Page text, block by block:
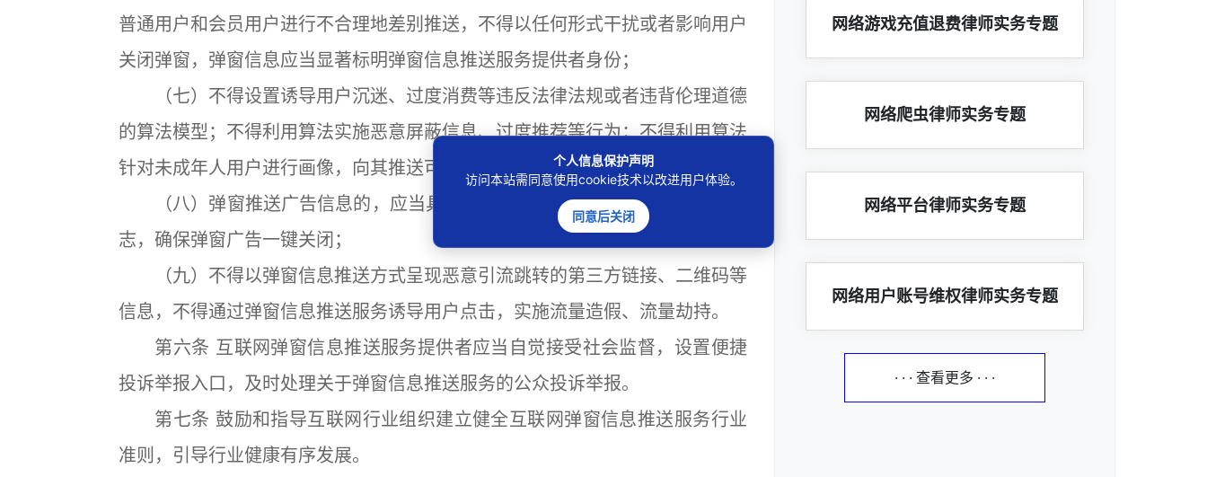
普通用户和会员用户进行不合理地差别推送，不得以任何形式干扰或者影响用户
关闭弹窗，弹窗信息应当显著标明弹窗信息推送服务提供者身份；
（七）不得设置诱导用户沉迷、过度消费等违反法律法规或者违背伦理道德
的算法模型；不得利用算法实施恶意屏蔽信息、过度推荐等行为；不得利用算法
针对未成年人用户进行画像，向其推送可能影响其身心健康的信息；
（八）弹窗推送广告信息的，应当具有可识别性，显著标明“广告”和关闭标
志，确保弹窗广告一键关闭；
（九）不得以弹窗信息推送方式呈现恶意引流跳转的第三方链接、二维码等
信息，不得通过弹窗信息推送服务诱导用户点击，实施流量造假、流量劫持。
第六条 互联网弹窗信息推送服务提供者应当自觉接受社会监督，设置便捷
投诉举报入口，及时处理关于弹窗信息推送服务的公众投诉举报。
第七条 鼓励和指导互联网行业组织建立健全互联网弹窗信息推送服务行业
准则，引导行业健康有序发展。
网络游戏充值退费律师实务专题
网络爬虫律师实务专题
网络平台律师实务专题
网络用户账号维权律师实务专题
· · · 查看更多 · · ·
个人信息保护声明
访问本站需同意使用cookie技术以改进用户体验。
同意后关闭